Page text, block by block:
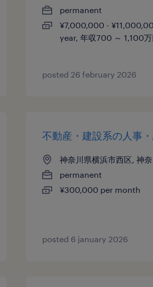
permanent
¥7,000,000 -
year, 年収700 ～ 1,100万
posted 26 february 2026
不動産・建設系の人事
神奈川県横浜市西区, 神
permanent
¥300,000 per month
posted 6 january 2026